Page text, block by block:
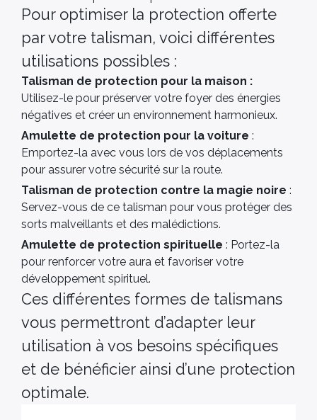
Pour optimiser la protection offerte
par votre talisman, voici différentes
utilisations possibles :
Talisman de protection pour la maison :
Utilisez-le pour préserver votre foyer des énergies
négatives et créer un environnement harmonieux.
Amulette de protection pour la voiture :
Emportez-la avec vous lors de vos déplacements
pour assurer votre sécurité sur la route.
Talisman de protection contre la magie noire :
Servez-vous de ce talisman pour vous protéger des
sorts malveillants et des malédictions.
Amulette de protection spirituelle : Portez-la
pour renforcer votre aura et favoriser votre
développement spirituel.
Ces différentes formes de talismans
vous permettront d’adapter leur
utilisation à vos besoins spécifiques
et de bénéficier ainsi d’une protection
optimale.